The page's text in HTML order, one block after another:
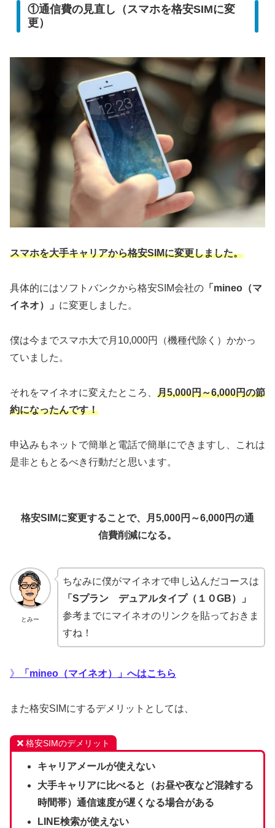
①通信費の見直し（スマホを格安SIMに変
更）
スマホを大手キャリアから格安SIMに変更しました。
具体的にはソフトバンクから格安SIM会社の 「mineo（マ
イネオ）」 に変更しました。
僕は今までスマホ大で月10,000円（機種代除く）かかっ
ていました。
それをマイネオに変えたところ、 月5,000円～6,000円の節
約になったんです！
申込みもネットで簡単と電話で簡単にできますし、これは
是非ともとるべき行動だと思います。
格安SIMに変更することで、月5,000円～6,000円の通
信費削減になる。
とみー
ちなみに僕がマイネオで申し込んだコースは
「Sプラン デュアルタイプ（１０GB）」
参考までにマイネオのリンクを貼っておきま
すね！
》 「mineo（マイネオ）」へはこちら
また格安SIMにするデメリットとしては、
格安SIMのデメリット
キャリアメールが使えない
大手キャリアに比べると（お昼や夜など混雑する
時間帯）通信速度が遅くなる場合がある
LINE検索が使えない